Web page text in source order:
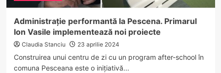
Administrație performantă la Pescena. Primarul
Ion Vasile implementează noi proiecte
Claudia Stanciu 23 aprilie 2024
Construirea unui centru de zi cu un program after-school în
comuna Pesceana este o inițiativă...